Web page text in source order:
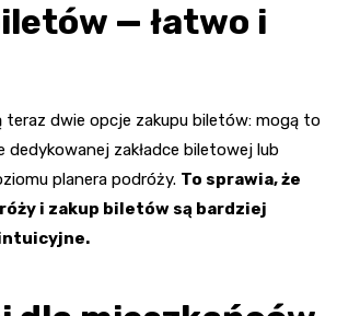
— łatwo i
teraz dwie opcje zakupu biletów: mogą to
dedykowanej zakładce biletowej lub
planera podróży. To sprawia, że
i zakup biletów są bardziej